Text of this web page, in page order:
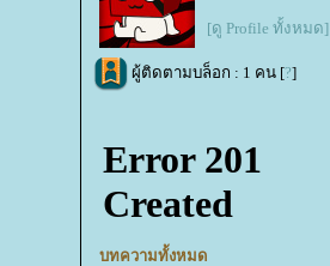
[ดู Profile ทั้งหมด]
ผู้ติดตามบล็อก : 1 คน [?]
บทความทั้งหมด